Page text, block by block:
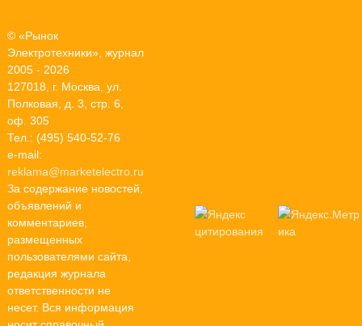
© «Рынок
Электротехники», журнал
2005 - 2026
127018, г. Москва, ул.
Полковая, д. 3, стр. 6,
оф. 305
Тел.: (495) 540-52-76
e-mail:
reklama@marketelectro.ru
За содержание новостей,
объявлений и
комментариев,
размещенных
пользователями сайта,
редакция журнала
ответственности не
несет. Вся информация